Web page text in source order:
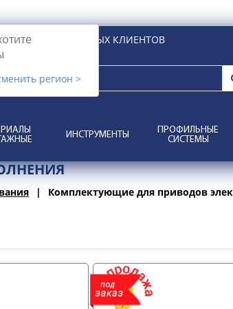
регион >
И КОРПОРАТИВНЫХ КЛИЕНТОВ
ИНСТРУМЕНТЫ
ПРОФИЛЬНЫЕ
СИСТЕМЫ
Комплектующие для приводов